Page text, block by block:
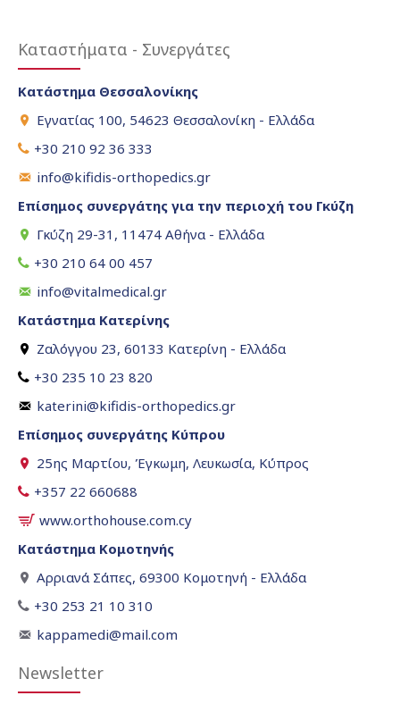
Καταστήματα - Συνεργάτες
Κατάστημα Θεσσαλονίκης
Εγνατίας 100, 54623 Θεσσαλονίκη - Ελλάδα
+30 210 92 36 333
info@kifidis-orthopedics.gr
Επίσημος συνεργάτης για την περιοχή του Γκύζη
Γκύζη 29-31, 11474 Αθήνα - Ελλάδα
+30 210 64 00 457
info@vitalmedical.gr
Κατάστημα Κατερίνης
Ζαλόγγου 23, 60133 Κατερίνη - Ελλάδα
+30 235 10 23 820
katerini@kifidis-orthopedics.gr
Επίσημος συνεργάτης Κύπρου
25ης Μαρτίου, Έγκωμη, Λευκωσία, Κύπρος
+357 22 660688
www.orthohouse.com.cy
Κατάστημα Κομοτηνής
Αρριανά Σάπες, 69300 Κομοτηνή - Ελλάδα
+30 253 21 10 310
kappamedi@mail.com
Newsletter